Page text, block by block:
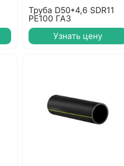
Труба D50*4,6 SDR11
PE100 ГАЗ
Узнать цену